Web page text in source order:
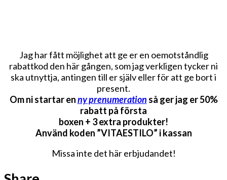
Jag har fått möjlighet att ge er en oemotståndlig
rabattkod den här gången, som jag verkligen tycker ni
ska utnyttja, antingen till er själv eller för att ge bort i
present.
Om ni startar enny prenumeration så ger jag er 50%
rabatt på första
boxen + 3 extra produkter!
Använd koden ”VITAESTILO” i kassan
Missa inte det här erbjudandet!